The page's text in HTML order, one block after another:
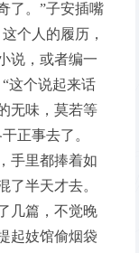
了。”子安插嘴
个人的履历，
说，或者编一
这个说起来话
无味，莫若等
正事去了。
手里都捧着如
了半天才去。
几篇，不觉晚
起妓馆偷烟袋